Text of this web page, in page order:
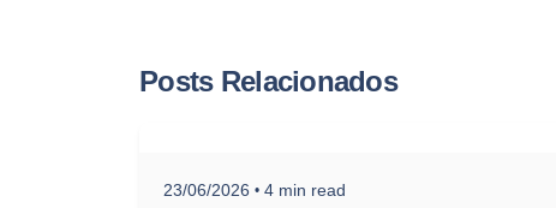
Posts Relacionados
23/06/2026 4 min read